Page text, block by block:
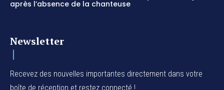
après l’absence de la chanteuse
Newsletter
Recevez des nouvelles importantes directement dans votre
boîte de réception et restez connecté !